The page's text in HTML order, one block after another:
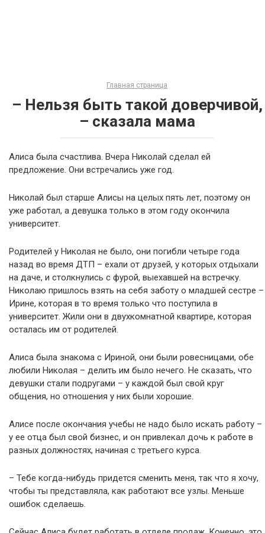
Главная страница
– Нельзя быть такой доверчивой,
– сказала мама
Алиса была счастлива. Вчера Николай сделал ей
предложение. Они встречались уже год.
Николай был старше Алисы на целых пять лет, поэтому он
уже работал, а девушка только в этом году окончила
университет.
Родителей у Николая не было, они погибли четыре года
назад во время ДТП – ехали от друзей, у которых отдыхали
на даче, и столкнулись с фурой, выехавшей на встречку.
Николаю пришлось взять на себя заботу о младшей сестре –
Ирине, которая в то время только что поступила в
университет. Жили они в двухкомнатной квартире, которая
осталась им от родителей.
Алиса была знакома с Ириной, они были ровесницами, обе
любили Николая – делить им было нечего. Не сказать, что
девушки стали подругами – у каждой был свой круг
общения, но отношения у них были хорошие.
Алисе после окончания учебы не надо было искать работу –
у ее отца был свой бизнес, и он привлекал дочь к работе в
разных должностях, начиная с третьего курса.
– Тебе когда-нибудь придется сменить меня, так что я хочу,
чтобы ты представляла, как работают все узлы. Меньше
ошибок сделаешь.